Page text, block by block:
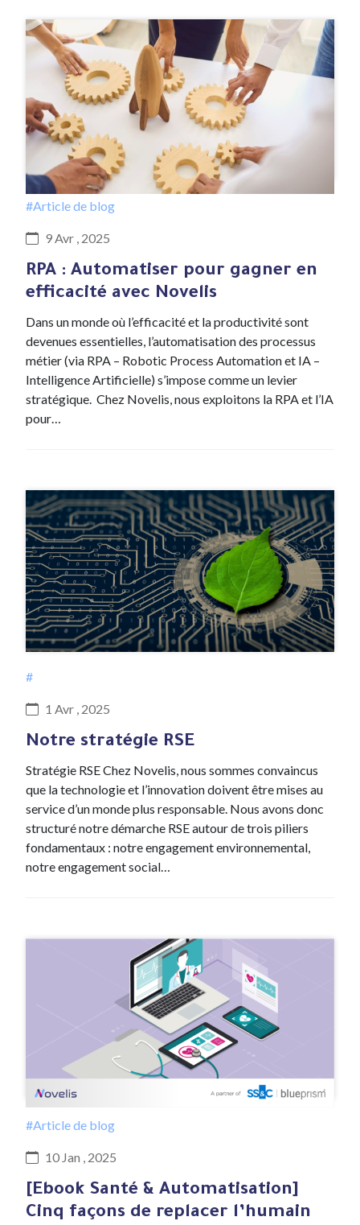
#Article de blog
9 Avr , 2025
RPA : Automatiser pour gagner en
efficacité avec Novelis
Dans un monde où l’efficacité et la productivité sont
devenues essentielles, l’automatisation des processus
métier (via RPA – Robotic Process Automation et IA –
Intelligence Artificielle) s’impose comme un levier
stratégique. Chez Novelis, nous exploitons la RPA et l’IA
pour…
#
1 Avr , 2025
Notre stratégie RSE
Stratégie RSE Chez Novelis, nous sommes convaincus
que la technologie et l’innovation doivent être mises au
service d’un monde plus responsable. Nous avons donc
structuré notre démarche RSE autour de trois piliers
fondamentaux : notre engagement environnemental,
notre engagement social…
#Article de blog
10 Jan , 2025
[Ebook Santé & Automatisation]
Cinq façons de replacer l’humain